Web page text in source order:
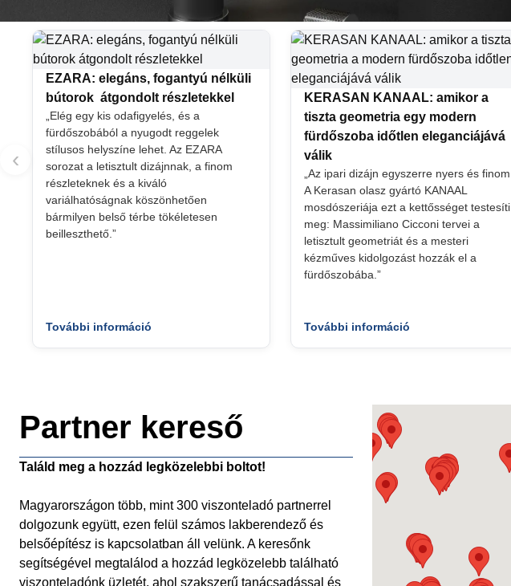
EZARA: elegáns, fogantyú nélküli
bútorok átgondolt részletekkel
„Elég egy kis odafigyelés, és a
fürdőszobából a nyugodt reggelek
stílusos helyszíne lehet. Az EZARA
sorozat a letisztult dizájnnak, a finom
részleteknek és a kiváló
variálhatóságnak köszönhetően
bármilyen belső térbe tökéletesen
beilleszthető.”
További információ
KERASAN KANAAL: amikor a
tiszta geometria egy modern
fürdőszoba időtlen eleganciájává
válik
„Az ipari dizájn egyszerre nyers és finom.
A Kerasan olasz gyártó KANAAL
mosdószeriája ezt a kettősséget testesíti
meg: Massimiliano Cicconi tervei a
letisztult geometriát és a mesteri
kézműves kidolgozást hozzák el a
fürdőszobába.”
További információ
‹
Partner kereső
Találd meg a hozzád legközelebbi boltot!
Magyarországon több, mint 300 viszonteladó partnerrel
dolgozunk együtt, ezen felül számos lakberendező és
belsőépítész is kapcsolatban áll velünk. A keresőnk
segítségével megtalálod a hozzád legközelebb található
viszonteladónk üzletét, ahol szakszerű tanácsadással és